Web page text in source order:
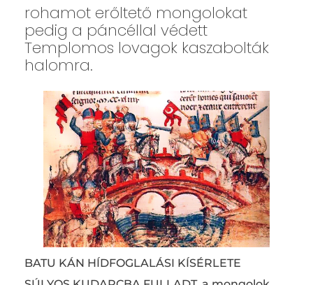
rohamot erőltető mongolokat
pedig a páncéllal védett
Templomos lovagok kaszabolták
halomra.
BATU KÁN HÍDFOGLALÁSI KÍSÉRLETE